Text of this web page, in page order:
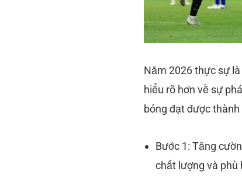
Năm 2026 thực sự
hiểu rõ hơn về sự
bóng đạt được
Bước 1: Tăng
chất lượng và phù